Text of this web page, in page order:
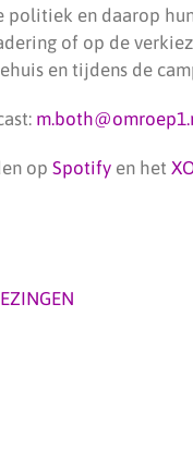
politiek en daarop
of op de
en tijdens de
op Spotify en het